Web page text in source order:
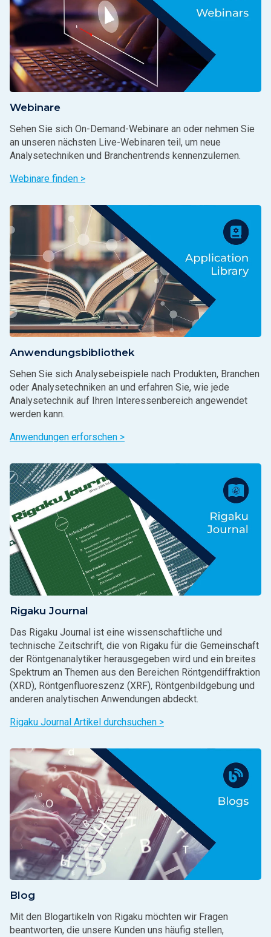
Webinare
Sehen Sie sich On-Demand-Webinare an oder nehmen Sie
an unseren nächsten Live-Webinaren teil, um neue
Analysetechniken und Branchentrends kennenzulernen.
Webinare finden >
Anwendungsbibliothek
Sehen Sie sich Analysebeispiele nach Produkten, Branchen
oder Analysetechniken an und erfahren Sie, wie jede
Analysetechnik auf Ihren Interessenbereich angewendet
werden kann.
Anwendungen erforschen >
Rigaku Journal
Das Rigaku Journal ist eine wissenschaftliche und
technische Zeitschrift, die von Rigaku für die Gemeinschaft
der Röntgenanalytiker herausgegeben wird und ein breites
Spektrum an Themen aus den Bereichen Röntgendiffraktion
(XRD), Röntgenfluoreszenz (XRF), Röntgenbildgebung und
anderen analytischen Anwendungen abdeckt.
Rigaku Journal Artikel durchsuchen >
Blog
Mit den Blogartikeln von Rigaku möchten wir Fragen
beantworten, die unsere Kunden uns häufig stellen,